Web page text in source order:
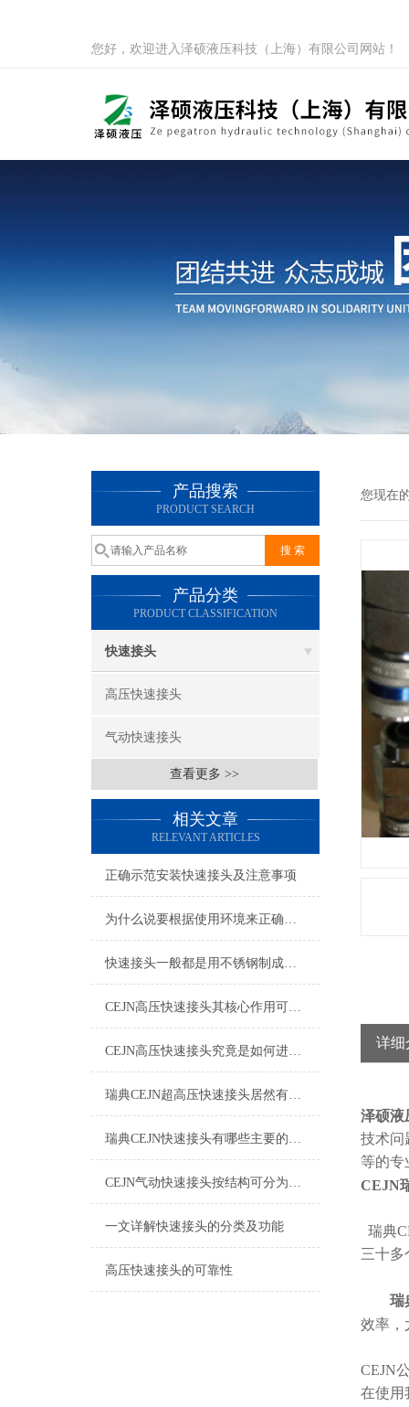
您好，欢迎进入泽硕液压科技（上海）有限公司网站！
产品搜索
PRODUCT SEARCH
产品分类
PRODUCT CLASSIFICATION
快速接头
高压快速接头
气动快速接头
查看更多 >>
相关文章
RELEVANT ARTICLES
正确示范安装快速接头及注意事项
为什么说要根据使用环境来正确的选择快速接头呢？
快速接头一般都是用不锈钢制成，那么该如何清洗维护呢？
CEJN高压快速接头其核心作用可归纳为以下方面
CEJN高压快速接头究竟是如何进行安装的呢？
瑞典CEJN超高压快速接头居然有如此广泛的应用领域
瑞典CEJN快速接头有哪些主要的优势呢？
CEJN气动快速接头按结构可分为哪几种类型呢？
一文详解快速接头的分类及功能
高压快速接头的可靠性
您现在
详细
泽硕液
技术问
等的专
CEJN
瑞典
三十
瑞
效率，
CEJN
在使用